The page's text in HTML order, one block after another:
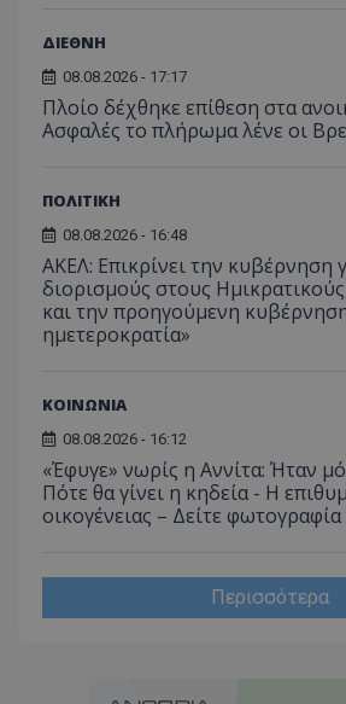
ΔΙΕΘΝΗ
08.08.2026 - 17:17
Πλοίο δέχθηκε επίθεση στα
Ασφαλές το πλήρωμα λένε οι
ΠΟΛΙΤΙΚΗ
08.08.2026 - 16:48
ΑΚΕΛ: Επικρίνει την κυβέρνηση
διορισμούς στους
και την προηγούμενη
ημετεροκρατία»
ΚΟΙΝΩΝΙΑ
08.08.2026 - 16:12
«Έφυγε» νωρίς η Αννίτα: Ήταν
Πότε θα γίνει η κηδεία - Η
οικογένειας – Δείτε φωτογραφία
Περισσότερα